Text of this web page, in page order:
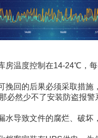
房温度控制在14-24℃，
回的后果必须采取措施
必然少不了安装防盗报
水导致文件的腐烂、破